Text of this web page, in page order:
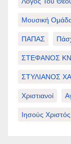
Μουσική Ομάδα
ΠΑΠΑΣ
ΣΤΕΦΑΝΟΣ
ΣΤΥΛΙΑΝΟΣ
Χριστιανοί
Ιησούς Χριστός